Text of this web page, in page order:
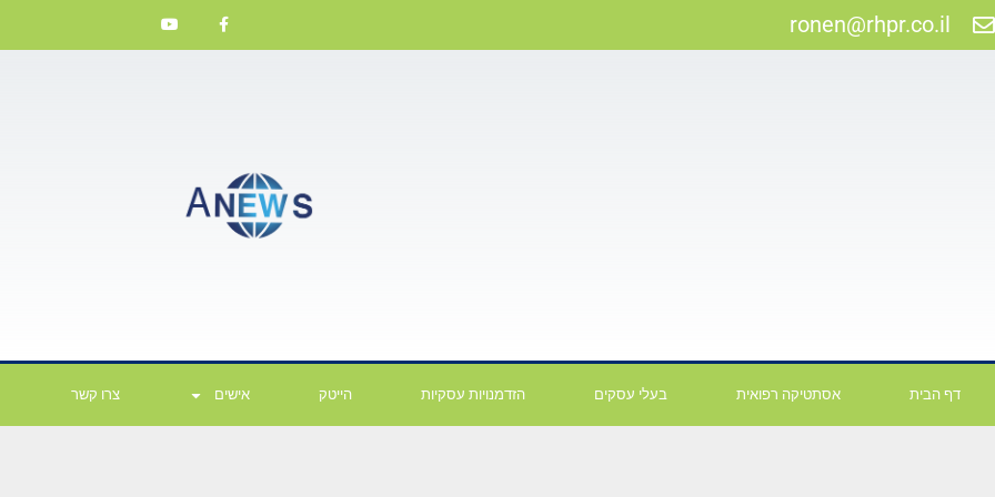
ronen@rhpr.co.il
דף הבית אסתטיקה רפואית בעלי עסקים הזדמנויות עסקיות הייטק אישים צרו קשר